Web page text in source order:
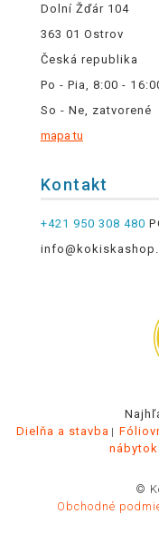
Dolní Žďár 104
363 01 Ostrov
Česká republika
Po - Pia, 8:00 -
So - Ne, zatvorené
mapa tu
Kontakt
+421 950 308 480
Dielňa a stavba
nábytok
©
Obchodné